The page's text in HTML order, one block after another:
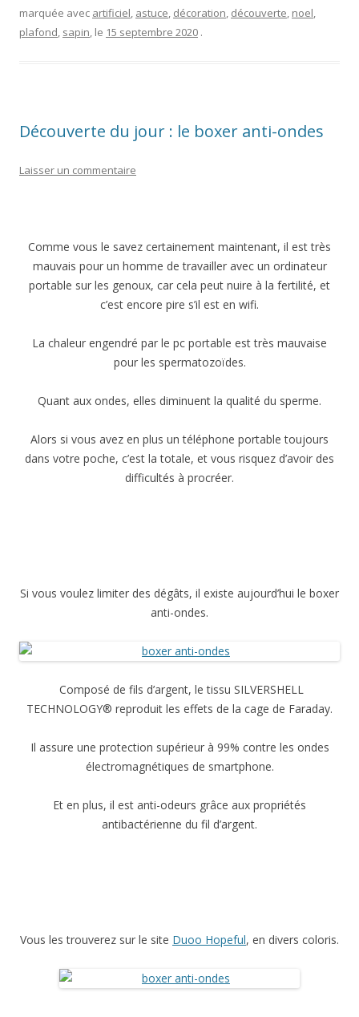
marquée avec artificiel, astuce, décoration, découverte, noel,
plafond, sapin, le 15 septembre 2020 .
Découverte du jour : le boxer anti-ondes
Laisser un commentaire
Comme vous le savez certainement maintenant, il est très
mauvais pour un homme de travailler avec un ordinateur
portable sur les genoux, car cela peut nuire à la fertilité, et
c’est encore pire s’il est en wifi.
La chaleur engendré par le pc portable est très mauvaise
pour les spermatozoïdes.
Quant aux ondes, elles diminuent la qualité du sperme.
Alors si vous avez en plus un téléphone portable toujours
dans votre poche, c’est la totale, et vous risquez d’avoir des
difficultés à procréer.
Si vous voulez limiter des dégâts, il existe aujourd’hui le boxer
anti-ondes.
Composé de fils d’argent, le tissu SILVERSHELL
TECHNOLOGY® reproduit les effets de la cage de Faraday.
Il assure une protection supérieur à 99% contre les ondes
électromagnétiques de smartphone.
Et en plus, il est anti-odeurs grâce aux propriétés
antibactérienne du fil d’argent.
Vous les trouverez sur le site Duoo Hopeful, en divers coloris.